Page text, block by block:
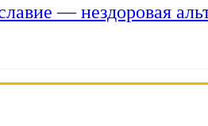
— нездоровая